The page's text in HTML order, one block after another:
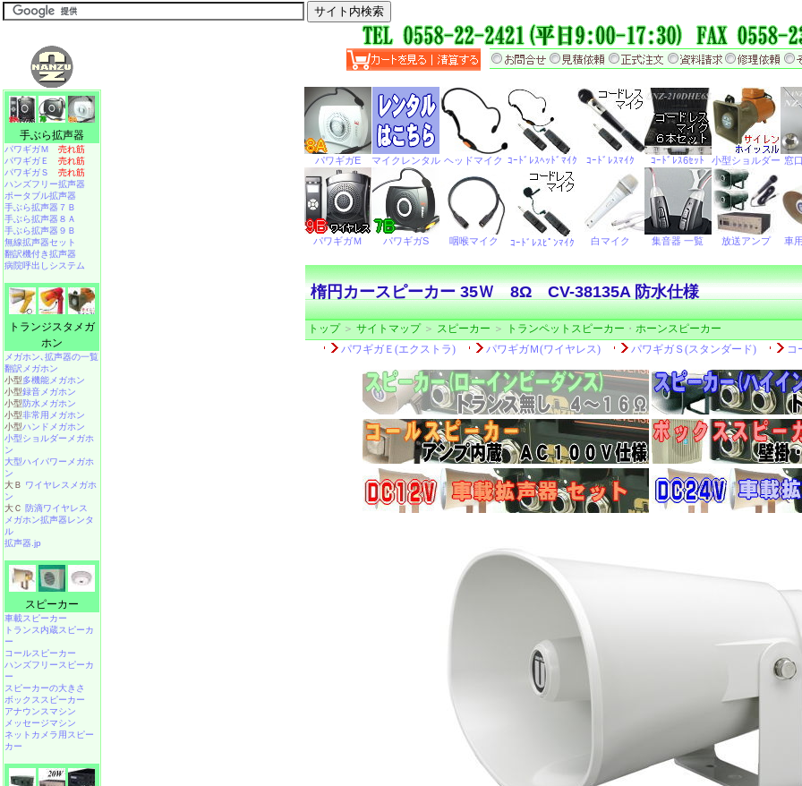
楕円カースピーカー 35Ｗ 8Ω CV-38135A 防水仕様
トップ＞ サイトマップ＞ スピーカー ＞ トランペットスピーカー ・ ホーンスピーカー
手ぶら拡声器
パワギガＭ 売れ筋
パワギガＥ 売れ筋
パワギガＳ 売れ筋
ハンズフリー拡声器
ポータブル拡声器
手ぶら拡声器７Ｂ
手ぶら拡声器８Ａ
手ぶら拡声器９Ｂ
無線拡声器セット
翻訳機付き拡声器
病院呼出しシステム
トランジスタメガ
ホン
メガホン､拡声器の一覧
翻訳メガホン
小型多機能メガホン
小型録音メガホン
小型防水メガホン
小型非常用メガホン
小型ハンドメガホン
小型ショルダーメガホ
ン
大型ハイパワーメガホ
ン
大Ｂ ワイヤレスメガホ
ン
大Ｃ 防滴ワイヤレス
メガホン拡声器レンタ
ル
拡声器.jp
スピーカー
車載スピーカー
トランス内蔵スピーカ
ー
コールスピーカー
ハンズフリースピーカ
ー
スピーカーの大きさ
ボックススピーカー
アナウンスマシン
メッセージマシン
ネットカメラ用スピー
カー